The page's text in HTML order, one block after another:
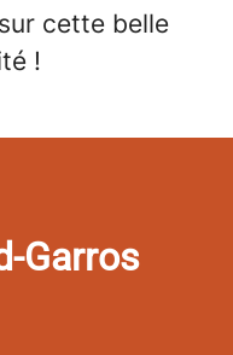
cette belle
!
Garros